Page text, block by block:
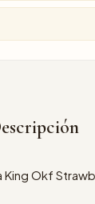
Okf